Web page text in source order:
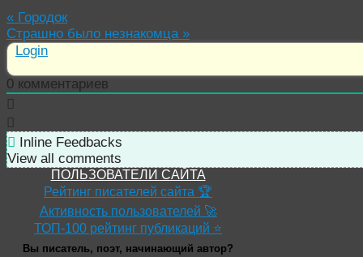
« Городок
Страшно было незнакомца »
Login
0 комментариев
Inline Feedbacks
View all comments
ПОЛЬЗОВАТЕЛИ САЙТА
Рейтинг писателей сайта 🏆
Активность пользователей 🚀
ТОП-100 рейтинг публикаций ⭐
Вы писатель, поэт, начинающий автор?